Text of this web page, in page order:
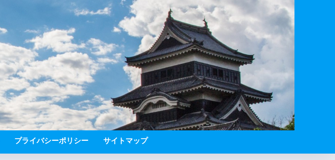
プライバシーポリシー サイトマップ